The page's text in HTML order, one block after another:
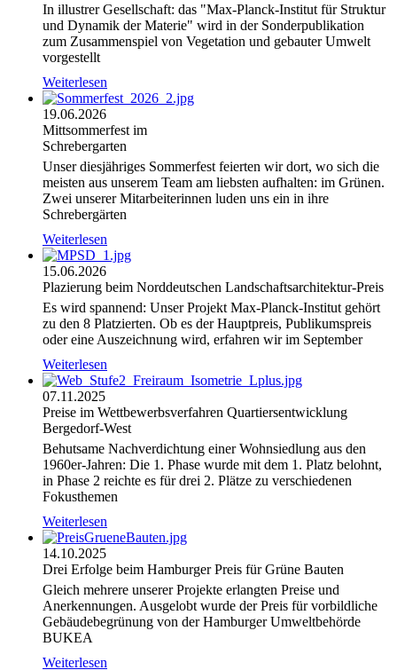
In illustrer Gesellschaft: das "Max-Planck-Institut für Struktur
und Dynamik der Materie" wird in der Sonderpublikation
zum Zusammenspiel von Vegetation und gebauter Umwelt
vorgestellt
Weiterlesen
19.06.2026
Mittsommerfest im
Schrebergarten
Unser diesjähriges Sommerfest feierten wir dort, wo sich die
meisten aus unserem Team am liebsten aufhalten: im Grünen.
Zwei unserer Mitarbeiterinnen luden uns ein in ihre
Schrebergärten
Weiterlesen
15.06.2026
Plazierung beim Norddeutschen Landschaftsarchitektur-Preis
Es wird spannend: Unser Projekt Max-Planck-Institut gehört
zu den 8 Platzierten. Ob es der Hauptpreis, Publikumspreis
oder eine Auszeichnung wird, erfahren wir im September
Weiterlesen
07.11.2025
Preise im Wettbewerbsverfahren Quartiersentwicklung
Bergedorf-West
Behutsame Nachverdichtung einer Wohnsiedlung aus den
1960er-Jahren: Die 1. Phase wurde mit dem 1. Platz belohnt,
in Phase 2 reichte es für drei 2. Plätze zu verschiedenen
Fokusthemen
Weiterlesen
14.10.2025
Drei Erfolge beim Hamburger Preis für Grüne Bauten
Gleich mehrere unserer Projekte erlangten Preise und
Anerkennungen. Ausgelobt wurde der Preis für vorbildliche
Gebäudebegrünung von der Hamburger Umweltbehörde
BUKEA
Weiterlesen